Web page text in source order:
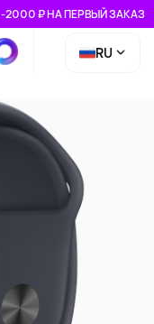
-2000 ₽ НА ПЕРВЫЙ ЗАКАЗ
RU